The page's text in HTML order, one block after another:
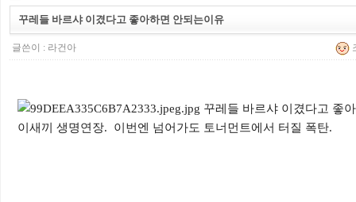
꾸레들 바르샤 이겼다고 좋아하면 안되는이유
글쓴이 : 라건아
이새끼 생명연장. 이번엔 넘어가도 토너먼트에서 터질 폭탄.